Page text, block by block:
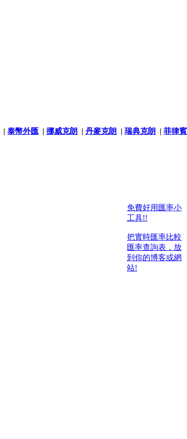
| 泰幣外匯 | 挪威克朗 | 丹麥克朗 | 瑞典克朗 | 菲律賓
免費好用匯率小
工具!!
把實時匯率比較
匯率查詢表，放
到你的博客或網
站!